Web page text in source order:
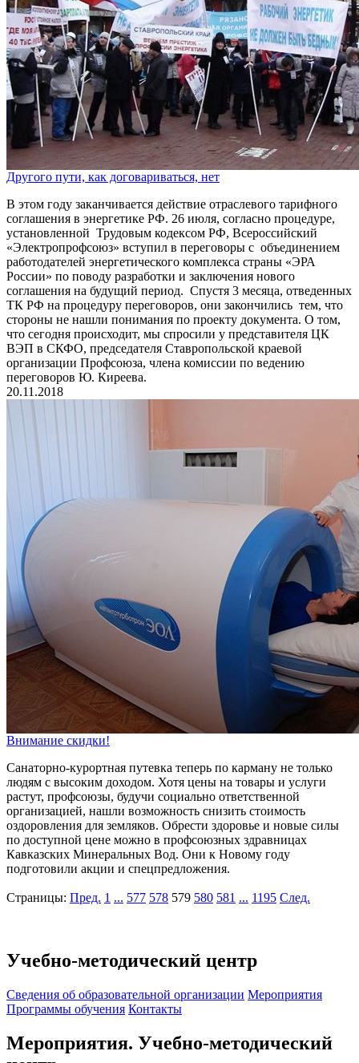
Другого пути, как договариваться, нет
В этом году заканчивается действие отраслевого тарифного
соглашения в энергетике РФ. 26 июля, согласно процедуре,
установленной Трудовым кодексом РФ, Всероссийский
«Электропрофсоюз» вступил в переговоры с объединением
работодателей энергетического комплекса страны «ЭРА
России» по поводу разработки и заключения нового
соглашения на будущий период. Спустя 3 месяца, отведенных
ТК РФ на процедуру переговоров, они закончились тем, что
стороны не нашли понимания по проекту документа. О том,
что сегодня происходит, мы спросили у представителя ЦК
ВЭП в СКФО, председателя Ставропольской краевой
организации Профсоюза, члена комиссии по ведению
переговоров Ю. Киреева.
20.11.2018
Внимание скидки!
Санаторно-курортная путевка теперь по карману не только
людям с высоким доходом. Хотя цены на товары и услуги
растут, профсоюзы, будучи социально ответственной
организацией, нашли возможность снизить стоимость
оздоровления для земляков. Обрести здоровье и новые силы
по доступной цене можно в профсоюзных здравницах
Кавказских Минеральных Вод. Они к Новому году
подготовили акции и спецпредложения.
Страницы: Пред. 1 ... 577 578 579 580 581 ... 1195 След.
Учебно-методический центр
Cведения об образовательной организации Мероприятия
Программы обучения Контакты
Мероприятия. Учебно-методический